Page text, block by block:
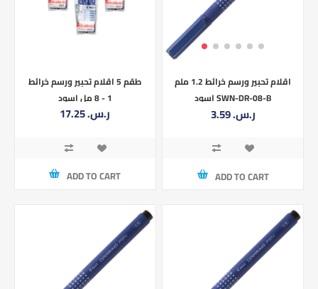
طقم 5 اقلام تحبير ورسم خرائط
1 - 8 مل اسود
17.25 ر.س.‏
ADD TO CART
اقلام تحبير ورسم خرائط 1.2 ملم
اسود SWN-DR-08-B
3.59 ر.س.‏
ADD TO CART